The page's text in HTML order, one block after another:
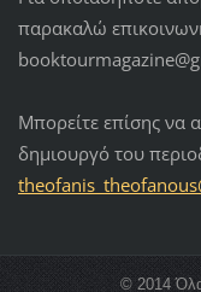
παρακαλώ
Μπορείτε επίσης να
δημιουργό του
theofanis_theofa
© 2014